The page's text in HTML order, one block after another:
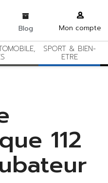
Blog Mon compte
SPORT & BIEN-
ETRE
112